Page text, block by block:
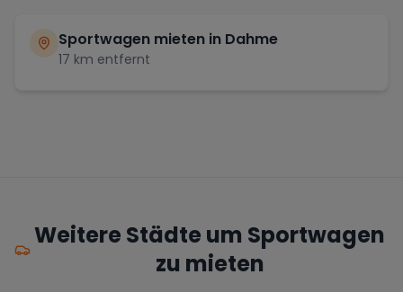
Sportwagen mieten in Dahme
17 km entfernt
Weitere Städte um Sportwagen
zu mieten